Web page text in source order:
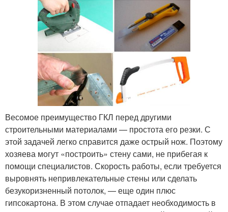
Весомое преимущество ГКЛ перед другими
строительными материалами — простота его резки. С
этой задачей легко справится даже острый нож. Поэтому
хозяева могут «построить» стену сами, не прибегая к
помощи специалистов. Скорость работы, если требуется
выровнять непривлекательные стены или сделать
безукоризненный потолок, — еще один плюс
гипсокартона. В этом случае отпадает необходимость в